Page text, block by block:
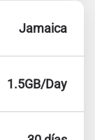
Jamaica
1.5GB/Day